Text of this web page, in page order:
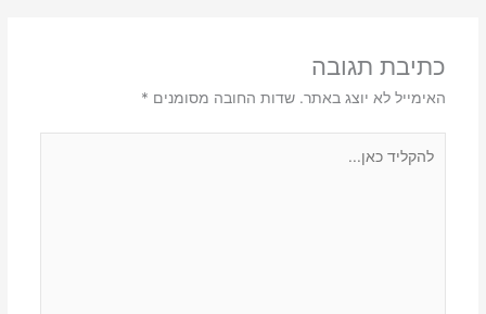
כתיבת תגובה
האימייל לא יוצג באתר. שדות החובה מסומנים *
כאן...